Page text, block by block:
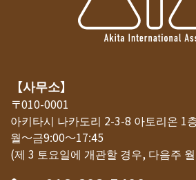
【사무소】
〒010-0001
아키타시 나카도리 2-3-8 아토리온 1
월～금9:00～17:45
(제 3 토요일에 개관할 경우, 다음주